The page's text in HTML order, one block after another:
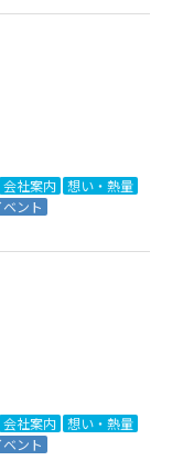
会社案内 想い・熱量
ント
会社案内 想い・熱量
ント